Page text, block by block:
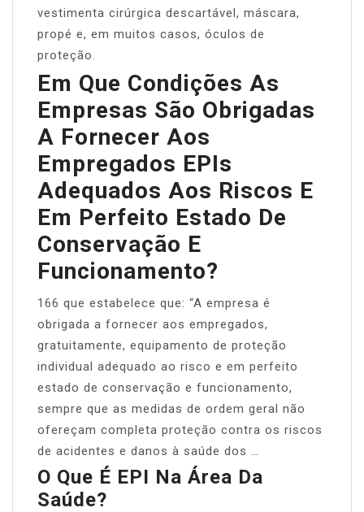
vestimenta cirúrgica descartável, máscara,
propé e, em muitos casos, óculos de
proteção.
Em Que Condições As
Empresas São Obrigadas
A Fornecer Aos
Empregados EPIs
Adequados Aos Riscos E
Em Perfeito Estado De
Conservação E
Funcionamento?
166 que estabelece que: “A empresa é
obrigada a fornecer aos empregados,
gratuitamente, equipamento de proteção
individual adequado ao risco e em perfeito
estado de conservação e funcionamento,
sempre que as medidas de ordem geral não
ofereçam completa proteção contra os riscos
de acidentes e danos à saúde dos …
O Que É EPI Na Área Da
Saúde?